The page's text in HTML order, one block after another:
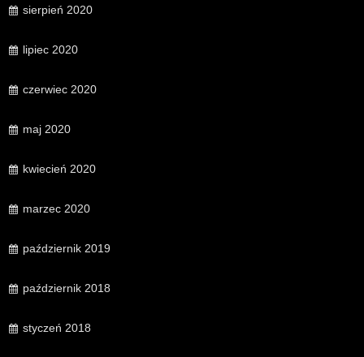
sierpień 2020
lipiec 2020
czerwiec 2020
maj 2020
kwiecień 2020
marzec 2020
październik 2019
październik 2018
styczeń 2018